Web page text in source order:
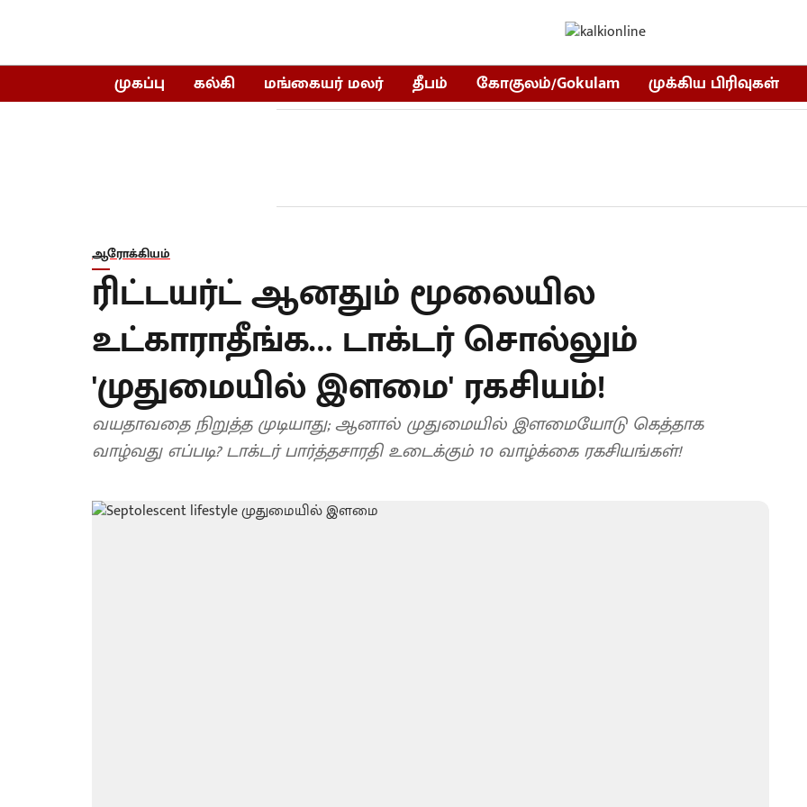
முகப்பு கல்கி மங்கையர் மலர் தீபம் கோகுலம்/Gokulam முக்கிய பிரிவுகள்
ஆரோக்கியம்
ரிட்டயர்ட் ஆனதும் மூலையில
உட்காராதீங்க… டாக்டர் சொல்லும்
'முதுமையில் இளமை' ரகசியம்!
வயதாவதை நிறுத்த முடியாது; ஆனால் முதுமையில் இளமையோடு கெத்தாக
வாழ்வது எப்படி? டாக்டர் பார்த்தசாரதி உடைக்கும் 10 வாழ்க்கை ரகசியங்கள்!